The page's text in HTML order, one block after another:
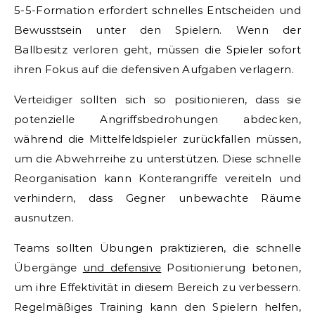
5-5-Formation erfordert schnelles Entscheiden und
Bewusstsein unter den Spielern. Wenn der
Ballbesitz verloren geht, müssen die Spieler sofort
ihren Fokus auf die defensiven Aufgaben verlagern.
Verteidiger sollten sich so positionieren, dass sie
potenzielle Angriffsbedrohungen abdecken,
während die Mittelfeldspieler zurückfallen müssen,
um die Abwehrreihe zu unterstützen. Diese schnelle
Reorganisation kann Konterangriffe vereiteln und
verhindern, dass Gegner unbewachte Räume
ausnutzen.
Teams sollten Übungen praktizieren, die schnelle
Übergänge und defensive Positionierung betonen,
um ihre Effektivität in diesem Bereich zu verbessern.
Regelmäßiges Training kann den Spielern helfen,